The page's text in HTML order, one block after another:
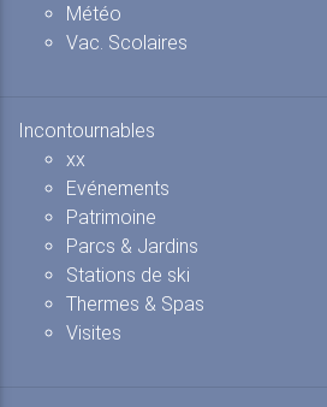
Météo
Vac. Scolaires
Incontournables
xx
Evénements
Patrimoine
Parcs & Jardins
Stations de ski
Thermes & Spas
Visites